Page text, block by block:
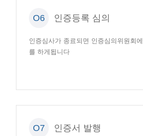
O6 인증등록 심의
인증심사가 종료되면 인증심의위원회
를 하게됩니다
O7 인증서 발행